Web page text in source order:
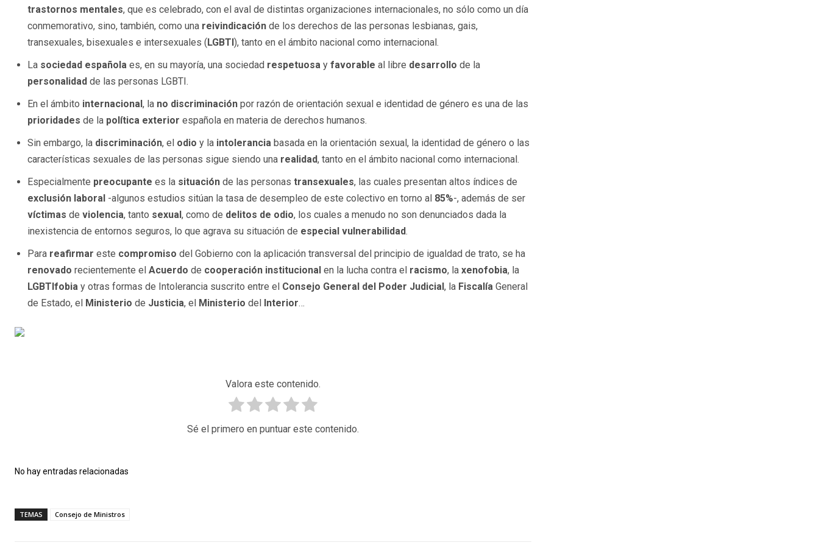
trastornos mentales, que es celebrado, con el aval de distintas organizaciones internacionales, no sólo como un día
conmemorativo, sino, también, como una reivindicación de los derechos de las personas lesbianas, gais,
transexuales, bisexuales e intersexuales ( LGBTI ), tanto en el ámbito nacional como internacional.
La sociedad española es, en su mayoría, una sociedad respetuosa y favorable al libre desarrollo de la
personalidad de las personas LGBTI.
En el ámbito internacional , la no discriminación por razón de orientación sexual e identidad de género es una de las
prioridades de la política exterior española en materia de derechos humanos.
Sin embargo, la discriminación, el odio y la intolerancia basada en la orientación sexual, la identidad de género o las
características sexuales de las personas sigue siendo una realidad, tanto en el ámbito nacional como internacional.
Especialmente preocupante es la situación de las personas transexuales, las cuales presentan altos índices de
exclusión laboral -algunos estudios sitúan la tasa de desempleo de este colectivo en torno al 85%-, además de ser
víctimas de violencia, tanto sexual , como de delitos de odio, los cuales a menudo no son denunciados dada la
inexistencia de entornos seguros, lo que agrava su situación de especial vulnerabilidad.
Para reafirmar este compromiso del Gobierno con la aplicación transversal del principio de igualdad de trato, se ha
renovado recientemente el Acuerdo de cooperación institucional en la lucha contra el racismo, la xenofobia, la
LGBTIfobia y otras formas de Intolerancia suscrito entre el Consejo General del Poder Judicial , la Fiscalía General
de Estado, el
Ministerio de Justicia, el Ministerio del Interior…
Valora este contenido.
Sé el primero en puntuar este contenido.
No hay entradas relacionadas
TEMAS Consejo de Ministros